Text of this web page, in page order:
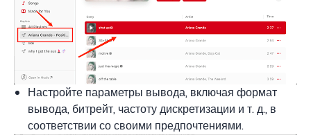
Настройте параметры вывода, включая формат
вывода, битрейт, частоту дискретизации и т. д., в
соответствии со своими предпочтениями.